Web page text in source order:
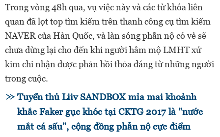
Trong vòng 48h qua, vụ việc này và các từ khóa liên
quan đã lọt top tìm kiếm trên thanh công cụ tìm kiếm
NAVER của Hàn Quốc, và làn sóng phẫn nộ có vẻ sẽ
chưa dừng lại cho đến khi người hâm mộ LMHT xứ
kim chi nhận được phản hồi thỏa đáng từ những người
trong cuộc.
Tuyển thủ Liiv SANDBOX mỉa mai khoảnh
khắc Faker gục khóc tại CKTG 2017 là "nước
mắt cá sấu", cộng đồng phẫn nộ cực điểm